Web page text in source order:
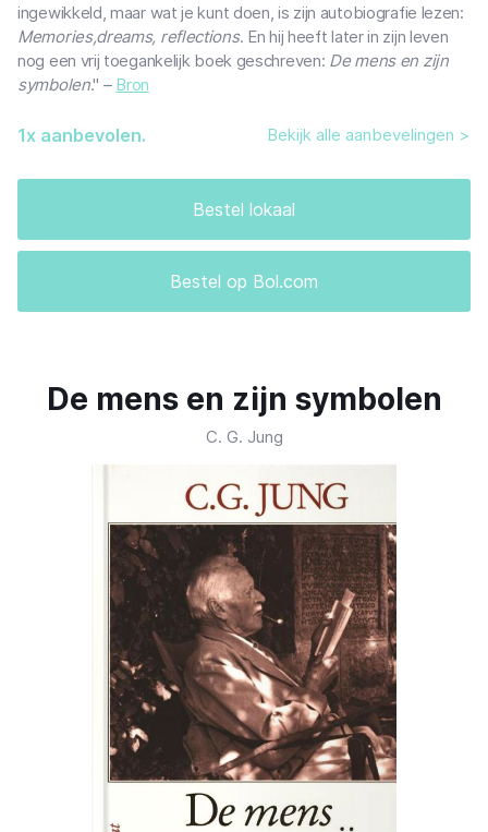
ingewikkeld, maar wat je kunt doen, is zijn autobiografie lezen:
Memories,dreams, reflections. En hij heeft later in zijn leven
nog een vrij toegankelijk boek geschreven: De mens en zijn
symbolen." – Bron
Bestel lokaal
Bestel op Bol.com
1x aanbevolen. Bekijk alle aanbevelingen >
De mens en zijn symbolen
C. G. Jung